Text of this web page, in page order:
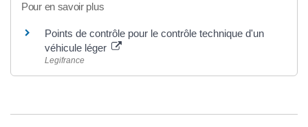
Pour en savoir plus
Points de contrôle pour le contrôle technique d'un
véhicule léger
Legifrance